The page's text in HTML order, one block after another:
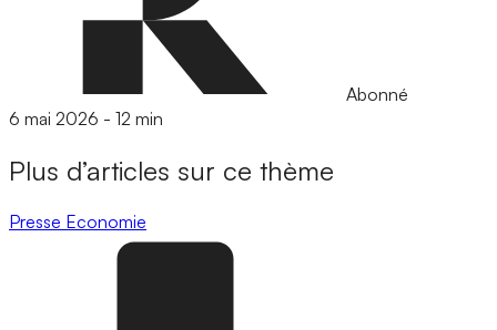
Abonné
6 mai 2026 - 12 min
Plus d’articles sur ce thème
Presse Economie